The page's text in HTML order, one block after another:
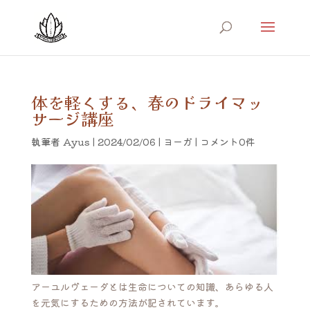
体を軽くする、春のドライマッ
サージ講座
執筆者 Ayus | 2024/02/06 | ヨーガ | コメント0件
アーユルヴェーダとは生命についての知識、あらゆる人
を元気にするための方法が記されています。